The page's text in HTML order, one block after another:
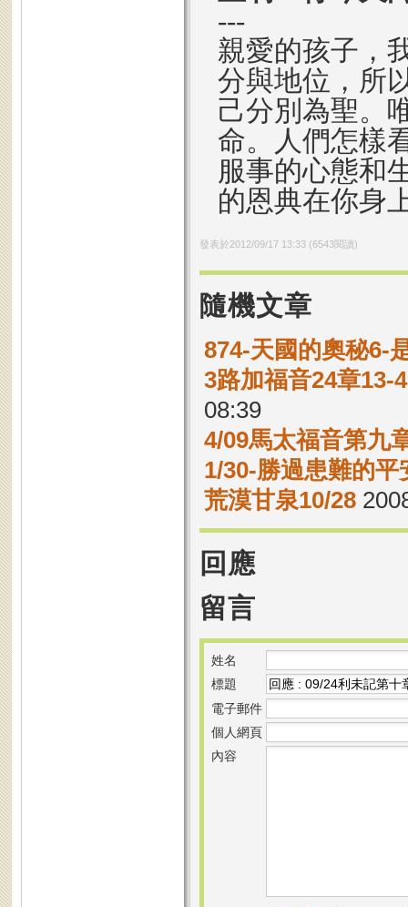
---
親愛的孩子，
分與地位，所
己分別為聖。
命。人們怎樣
服事的心態和
的恩典在你身
發表於2012/09/17 13:33(6543閱讀)
隨機文章
874-天國的奧秘6-
3路加福音24章13-
08:39
4/09馬太福音第九
1/30-勝過患難的平
荒漠甘泉10/28
回應
留言
姓名
標題
電子郵件
個人網頁
內容